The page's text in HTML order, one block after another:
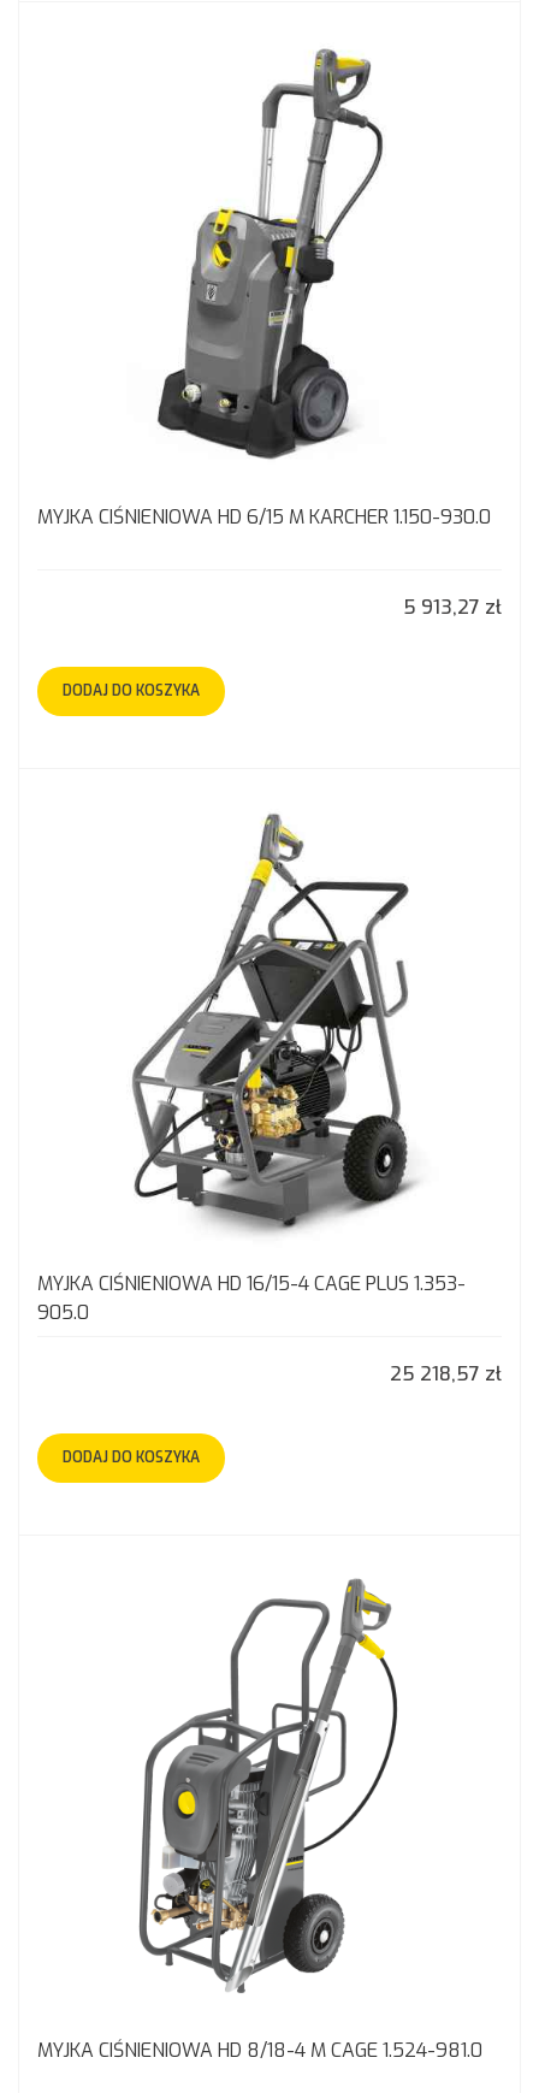
MYJKA CIŚNIENIOWA HD 6/15 M KARCHER 1.150-930.0
5 913,27 zł
DODAJ DO KOSZYKA
MYJKA CIŚNIENIOWA HD 16/15-4 CAGE PLUS 1.353-
905.0
25 218,57 zł
DODAJ DO KOSZYKA
MYJKA CIŚNIENIOWA HD 8/18-4 M CAGE 1.524-981.0